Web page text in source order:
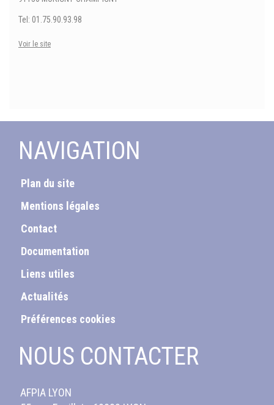
Tel: 01.75.90.93.98
Voir le site
NAVIGATION
Plan du site
Mentions légales
Contact
Documentation
Liens utiles
Actualités
Préférences cookies
NOUS CONTACTER
AFPIA LYON